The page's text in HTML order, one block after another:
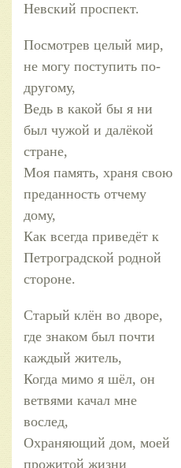
Невский проспект.
Посмотрев целый мир,
не могу поступить по-
другому,
Ведь в какой бы я ни
был чужой и далёкой
стране,
Моя память, храня свою
преданность отчему
дому,
Как всегда приведёт к
Петроградской родной
стороне.
Старый клён во дворе,
где знаком был почти
каждый житель,
Когда мимо я шёл, он
ветвями качал мне
вослед,
Охраняющий дом, моей
прожитой жизни